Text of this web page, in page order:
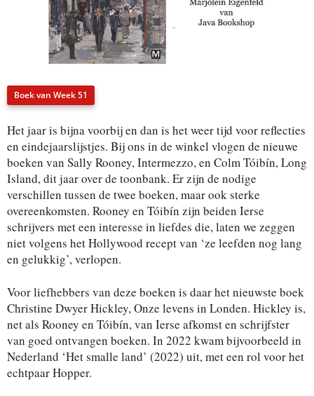
Boek van Week 51
Het jaar is bijna voorbij en dan is het weer tijd voor reflecties
en eindejaarslijstjes. Bij ons in de winkel vlogen de nieuwe
boeken van Sally Rooney, Intermezzo, en Colm Tóibín, Long
Island, dit jaar over de toonbank. Er zijn de nodige
verschillen tussen de twee boeken, maar ook sterke
overeenkomsten. Rooney en Tóibín zijn beiden Ierse
schrijvers met een interesse in liefdes die, laten we zeggen
niet volgens het Hollywood recept van ‘ze leefden nog lang
en gelukkig’, verlopen.
Voor liefhebbers van deze boeken is daar het nieuwste boek
Christine Dwyer Hickley, Onze levens in Londen. Hickley is,
net als Rooney en Tóibín, van Ierse afkomst en schrijfster
van goed ontvangen boeken. In 2022 kwam bijvoorbeeld in
Nederland ‘Het smalle land’ (2022) uit, met een rol voor het
echtpaar Hopper.